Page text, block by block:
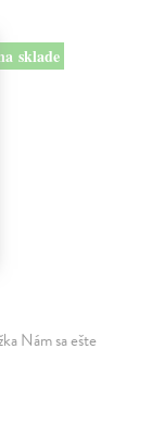
sklade
Nám sa ešte